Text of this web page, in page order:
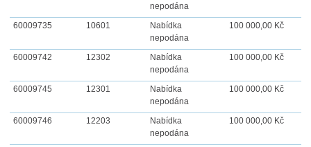
nepodána
60009735 10601
Nabídka
nepodána
100 000,00 Kč
60009742 12302
Nabídka
nepodána
100 000,00 Kč
60009745 12301
Nabídka
nepodána
100 000,00 Kč
60009746 12203
Nabídka
nepodána
100 000,00 Kč